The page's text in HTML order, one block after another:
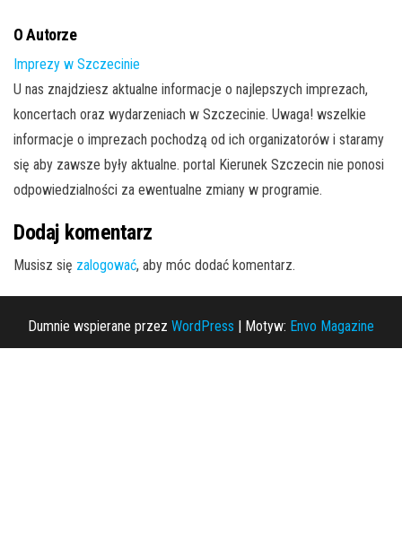
O Autorze
Imprezy w Szczecinie
U nas znajdziesz aktualne informacje o najlepszych imprezach,
koncertach oraz wydarzeniach w Szczecinie. Uwaga! wszelkie
informacje o imprezach pochodzą od ich organizatorów i staramy
się aby zawsze były aktualne. portal Kierunek Szczecin nie ponosi
odpowiedzialności za ewentualne zmiany w programie.
Dodaj komentarz
Musisz się zalogować, aby móc dodać komentarz.
Dumnie wspierane przez WordPress | Motyw: Envo Magazine